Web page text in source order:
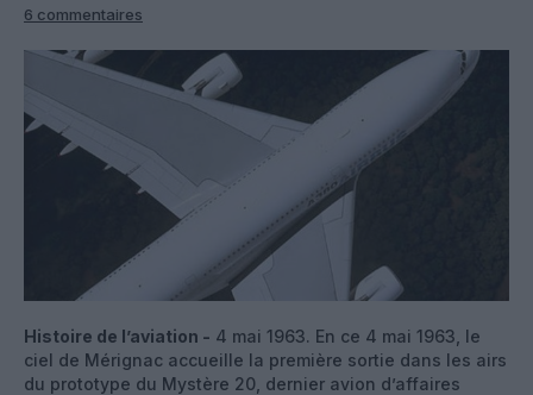
6 commentaires
Histoire de l’aviation - 4 mai 1963. En ce 4 mai 1963, le
ciel de Mérignac accueille la première sortie dans les airs
du prototype du Mystère 20, dernier avion d’affaires